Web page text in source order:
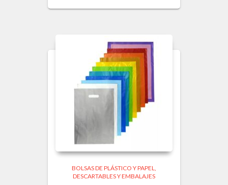
BOLSAS DE PLÁSTICO Y PAPEL
DESCARTABLES Y EMBALAJES